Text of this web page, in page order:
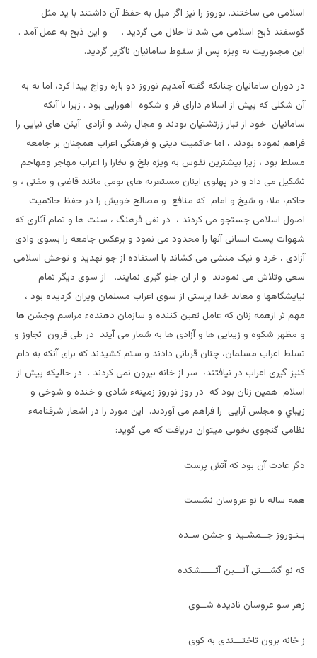
اسلامی می ساختند. نوروز را نيز اگر ميل به حفظ آن داشتند با يد مثل
گوسفند ذبح اسلامی می شد تا حلال می گرديد . و اين ذبح به عمل آمد .
اين مجبوريت به ويژه پس از سقوط سامانيان ناگزیر گرديد.
در دوران سامانيان چنانکه گفته آمديم نوروز دو باره رواج پيدا کرد، اما نه به
آن شکلی که پيش از اسلام دارای فر و شکوه اهورايی بود . زيرا با آنکه
سامانيان خود از تبار زرتشتيان بودند و مجال رشد و آزادی آيئن های نيايی را
فراهم نموده بودند ، اما حاکميت دينی و فرهنگی اعراب همچنان بر جامعه
مسلط بود ، زيرا بيشترين نفوس به ويژه بلخ و بخارا را اعراب مهاجر ومهاجم
تشکيل می داد و در پهلوی اينان مستعربه های بومی مانند قاضی و مفتی ، و
حاکم، ملا، و شيخ و امام که منافع و مصالح خويش را در حفظ حاکميت
اصول اسلامی جستجو می کردند ، در نفی فرهنگ ، سنت ها و تمام آثاری که
شهوات پست انسانی آنها را محدود می نمود و برعکس جامعه را بسوی وادی
آزادی ، خرد و نيک منشی می کشاند با استفاده از جو تهديد و توحش اسلامی
سعی وتلاش می نمودند و از ان جلو گيری نمايند. از سوی ديگر تمام
نیایشگاهها و معابد خدا پرستی از سوی اعراب مسلمان ويران گرديده بود ،
مهم تر ازهمه زنان که عامل تعين کننده و سازمان دهندهء مراسم وجشن ها
و مظهر شکوه و زيبايی ها و آزادی ها به شمار می آيند در طی قرون تجاوز و
تسلط اعراب مسلمان، چنان قربانی دادند و ستم کشيدند که برای آنکه به دام
کنيز گیری اعراب در نيافتند، سر از خانه بيرون نمی کردند . در حالیکه پيش از
اسلام همين زنان بود که در روز نوروز زمينهء شادی و خنده و شوخی و
زيباي و مجلس آرايی را فراهم می آوردند. اين مورد را در اشعار شرفنامهء
نظامی گنجوی بخوبی ميتوان دريافت که می گويد:
دگر عادت آن بود که آتش پرست
همه ساله با نو عروسان نشست
بـنـوروز جــمشـيد و جشن سـده
که نو گشـــتی آئـــين آتـــــشکده
زهر سو عروسان ناديده شــوی
ز خانه برون تاختـــندی به کوی